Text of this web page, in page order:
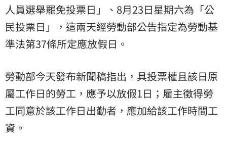
人員選舉罷免投票日」、8月23日星期六為「公
民投票日」，這兩天經勞動部公告指定為勞動基
準法第37條所定應放假日。
勞動部今天發布新聞稿指出，具投票權且該日原
屬工作日的勞工，應予以放假1日；雇主徵得勞
工同意於該工作日出勤者，應加給該工作時間工
資。